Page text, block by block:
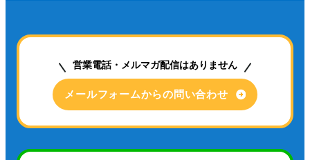
営業電話・メルマガ配信はありません
メールフォームからの問い合わせ